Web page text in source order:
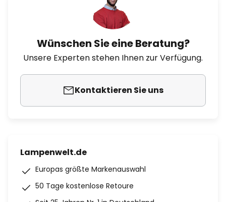
Wünschen Sie eine Beratung?
Unsere Experten stehen Ihnen zur Verfügung.
Kontaktieren Sie uns
Lampenwelt.de
Europas größte Markenauswahl
50 Tage kostenlose Retoure